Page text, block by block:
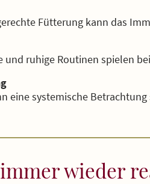
Fütterung kann das
und ruhige Routinen spielen
eine systemische
wieder